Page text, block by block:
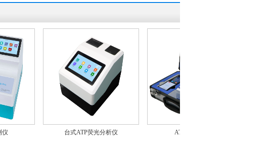
台式ATP荧光分析仪 ATP荧光检测仪